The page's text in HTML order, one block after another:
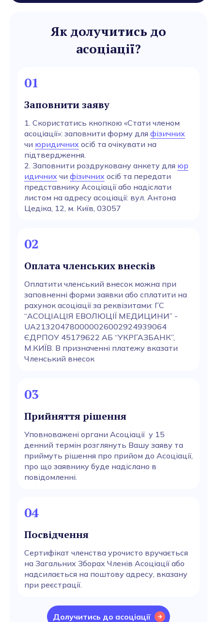
Як долучитись до
асоціації?
01
Заповнити заяву
1. Скористатись кнопкою «Стати членом
асоціації»: заповнити форму для фізичних
чи юридичних осіб та очікувати на
підтвердження.
2. Заповнити роздруковану анкету для юр
идичних чи фізичних осіб та передати
представнику Асоціації або надіслати
листом на адресу асоціації: вул. Антона
Цедіка, 12, м. Київ, 03057
02
Оплата членських внесків
Оплатити членський внесок можна при
заповненні форми заявки або сплатити на
рахунок асоціації за реквізитами: ГС
“АСОЦІАЦІЯ ЕВОЛЮЦІЇ МЕДИЦИНИ” -
UA213204780000026002924939064
ЄДРПОУ 45179622 АБ “УКРГАЗБАНК”,
М.КИЇВ. В призначенні платежу вказати
Членський внесок
03
Прийняття рішення
Уповноважені органи Асоціації у 15
денний термін розглянуть Вашу заяву та
приймуть рішення про прийом до Асоціації,
про що заявнику буде надіслано в
повідомленні.
04
Посвідчення
Сертифікат членства урочисто вручається
на Загальних Зборах Членів Асоціації або
надсилається на поштову адресу, вказану
при реєстрації.
Долучитись до асоціації